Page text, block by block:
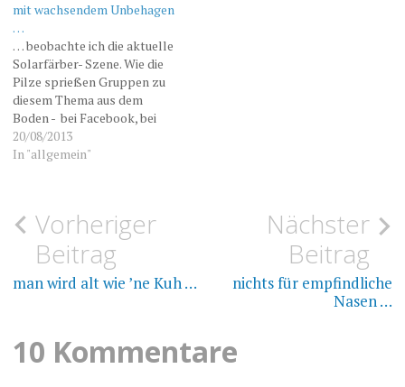
mit wachsendem Unbehagen
…
… beobachte ich die aktuelle
Solarfärber- Szene. Wie die
Pilze sprießen Gruppen zu
diesem Thema aus dem
Boden - bei Facebook, bei
ravelry und anderswo. Was
mich daran befremdet, ist
Grundlagenwissen
überhaupt nicht interessiert
sind. Gefragt ist der schnelle
Erfolg ohne…
20/08/2013
In "allgemein"
ANLEITUNGEN
FÄRBEN
INDIGO
FRISCHEM
WAID
Beitragsnavigation
Vorheriger
Beitrag
man wird alt wie ’ne Kuh …
Nächster
Beitrag
nichts für empfindliche
Nasen …
10 Kommentare